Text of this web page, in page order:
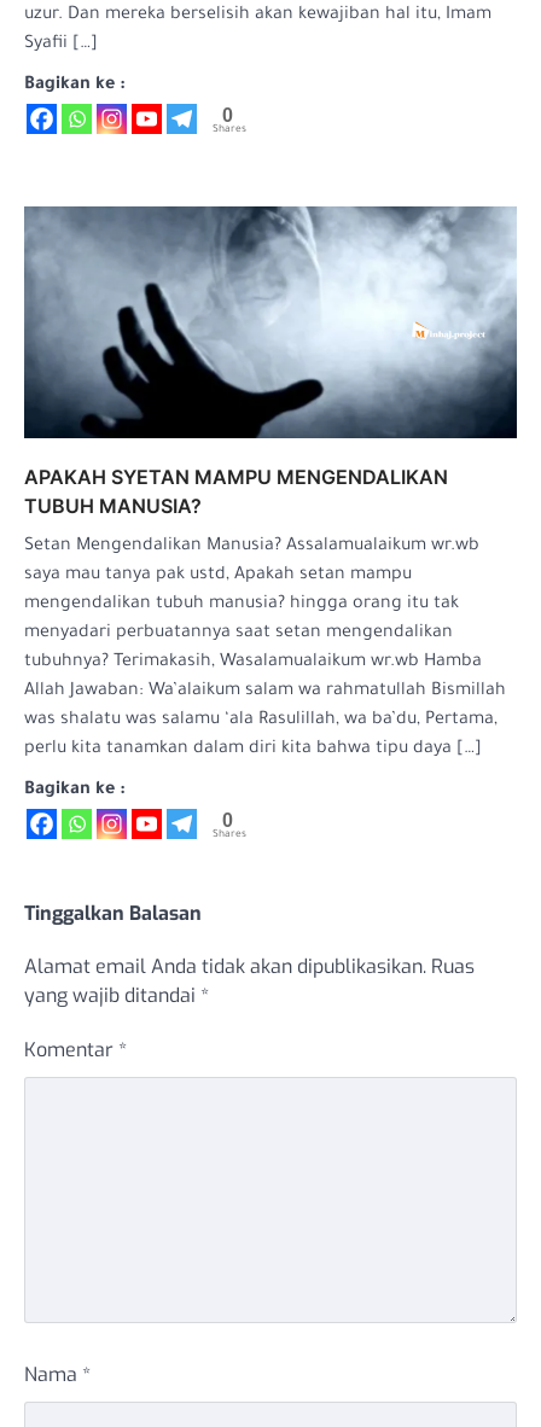
uzur. Dan mereka berselisih akan kewajiban hal itu, Imam
Syafii […]
Bagikan ke :
0
Shares
APAKAH SYETAN MAMPU MENGENDALIKAN
TUBUH MANUSIA?
Setan Mengendalikan Manusia? Assalamualaikum wr.wb
saya mau tanya pak ustd, Apakah setan mampu
mengendalikan tubuh manusia? hingga orang itu tak
menyadari perbuatannya saat setan mengendalikan
tubuhnya? Terimakasih, Wasalamualaikum wr.wb Hamba
Allah Jawaban: Wa’alaikum salam wa rahmatullah Bismillah
was shalatu was salamu ‘ala Rasulillah, wa ba’du, Pertama,
perlu kita tanamkan dalam diri kita bahwa tipu daya […]
Bagikan ke :
0
Shares
Tinggalkan Balasan
Alamat email Anda tidak akan dipublikasikan. Ruas
yang wajib ditandai *
Komentar *
Nama *